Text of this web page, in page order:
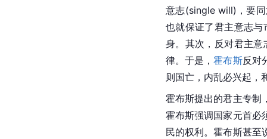
意志(single will)，要同
也就保证了君主意志
身。其次，反对君主
律。于是，霍布斯反对
则国亡，内乱必兴起，
霍布斯提出的君主专制
霍布斯强调国家元首必
民的权利。霍布斯甚至